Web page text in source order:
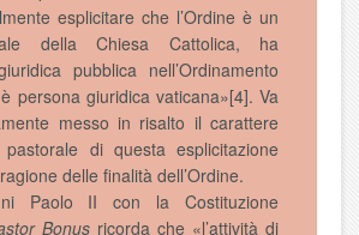
esplicitare che l’Ordine è un
della Chiesa Cattolica, ha
pubblica nell’Ordinamento
persona giuridica vaticana»[4]. Va
messo in risalto il carattere
di questa esplicitazione
delle finalità dell’Ordine.
Paolo II con la Costituzione
Bonus ricorda che «l’attività di